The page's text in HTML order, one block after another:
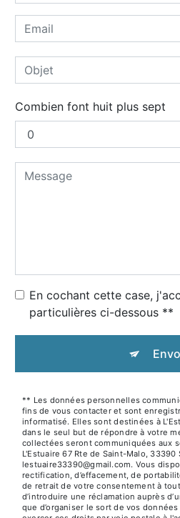
Combien font huit plus sept
En cochant cette case,
particulières ci-dessous **
** Les données personnelles
fins de vous contacter et sont
informatisé. Elles sont destinées à
dans le seul but de répondre à votre
collectées seront communiquées aux
L'Estuaire 67 Rte de Saint-Malo,
lestuaire33390@gmail.com. Vous
rectification, d’effacement, de
de retrait de votre consentement à
d’introduire une réclamation auprès
que d’organiser le sort de vos